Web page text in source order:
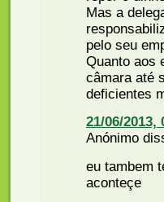
Mas a
pelo seu
Quanto aos
câmara até
deficientes
21/06/2013,
Anónimo
eu tambem
aconteçe